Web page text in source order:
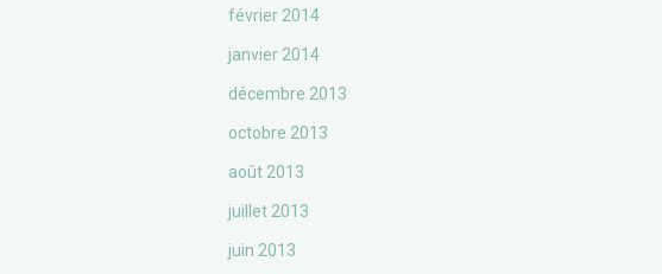
février 2014
janvier 2014
décembre 2013
octobre 2013
août 2013
juillet 2013
juin 2013